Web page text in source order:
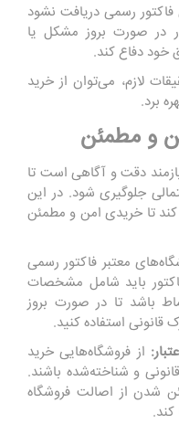
رسمی دریافت نشود
در صورت بروز مشکل یا
خود دفاع کند.
لازم، می‌توان از خرید
برد.
و مطمئن
دقت و آگاهی است تا
جلوگیری شود. در این
کند تا خریدی امن و مطمئن
معتبر فاکتور رسمی
باید شامل مشخصات
باشد تا در صورت بروز
قانونی استفاده کنید.
از فروشگاه‌هایی خرید
و شناخته‌شده باشند.
شدن از اصالت فروشگاه